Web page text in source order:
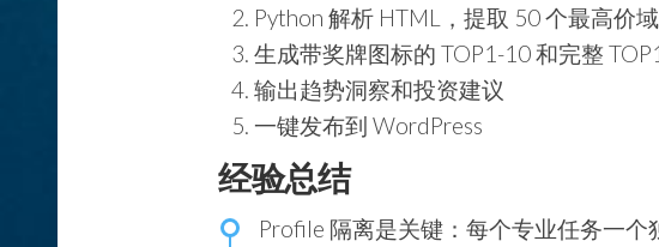
Python 解析 HTML，提取 50 个最高价
生成带奖牌图标的 TOP1-10 和完整
输出趋势洞察和投资建议
一键发布到 WordPress
经验总结
Profile 隔离是关键 ：每个专业任务一